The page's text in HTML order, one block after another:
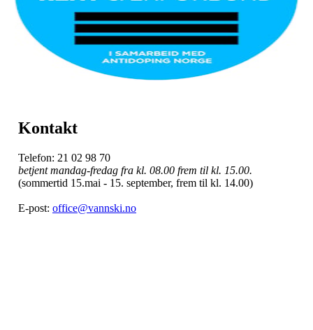
Kontakt
Telefon: 21 02 98 70
betjent mandag-fredag fra kl. 08.00 frem til kl. 15.00.
(sommertid 15.mai - 15. september, frem til kl. 14.00)
E-post: office@vannski.no